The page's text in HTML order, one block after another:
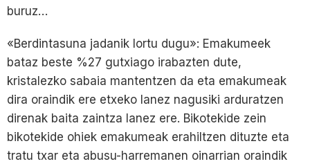
buruz…
«Berdintasuna jadanik lortu dugu»: Emakumeek
bataz beste %27 gutxiago irabazten dute,
kristalezko sabaia mantentzen da eta emakumeak
dira oraindik ere etxeko lanez nagusiki arduratzen
direnak baita zaintza lanez ere. Bikotekide zein
bikotekide ohiek emakumeak erahiltzen dituzte eta
tratu txar eta abusu-harremanen oinarrian oraindik